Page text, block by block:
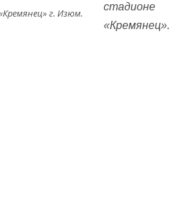
г. Изюм.
стадионе
«Кремянец».